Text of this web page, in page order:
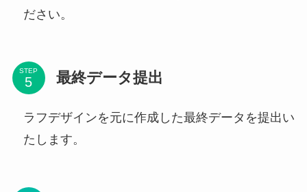
ださい。
STEP 最終データ提出
ラフデザインを元に作成した最終データを提出い
たします。